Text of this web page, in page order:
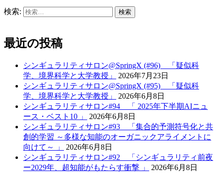
検索:
最近の投稿
シンギュラリティサロン@SpringX (#96) 「疑似科
学、境界科学と大学教授」
2026年7月23日
シンギュラリティサロン@SpringX (#95) 「疑似科
学、境界科学と大学教授」
2026年6月8日
シンギュラリティサロン#94 「 2025年下半期AIニュ
ース・ベスト10 」
2026年6月8日
シンギュラリティサロン#93 「集合的予測符号化と共
創的学習 ～多様な知能のオーガニックアライメントに
向けて～ 」
2026年6月8日
シンギュラリティサロン#92 「シンギュラリティ前夜
ー2029年、超知能がもたらす衝撃 」
2026年6月8日